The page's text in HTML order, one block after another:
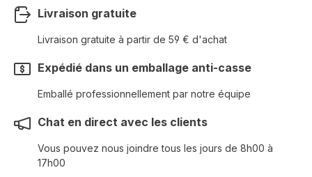
Livraison gratuite
Livraison gratuite à partir de 59 € d'achat
Expédié dans un emballage anti-casse
Emballé professionnellement par notre équipe
Chat en direct avec les clients
Vous pouvez nous joindre tous les jours de 8h00 à
17h00